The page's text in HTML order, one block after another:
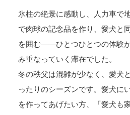
氷柱の絶景に感動し、人力車で
で肉球の記念品を作り、愛犬と
を囲む——ひとつひとつの体験
み重なっていく滞在でした。
冬の秩父は混雑が少なく、愛犬
ったりのシーズンです。愛犬に
を作ってあげたい方、「愛犬も